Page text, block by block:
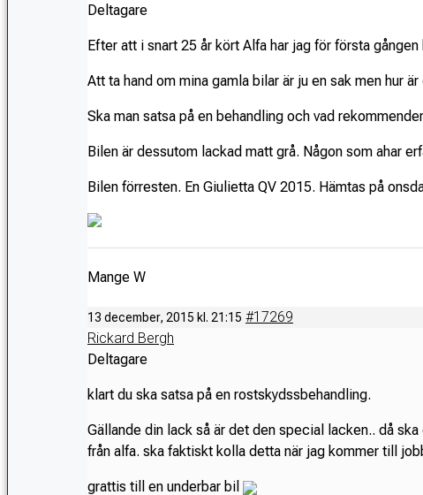
Deltagare
Efter att i snart 25 år kört Alfa har jag för första gången
Att ta hand om mina gamla bilar är ju en sak men hur
Ska man satsa på en behandling och vad
Bilen är dessutom lackad matt grå. Någon som ahar
Bilen förresten. En Giulietta QV 2015. Hämtas på
Mange W
13 december, 2015 kl. 21:15 #17269
Rickard Bergh
Deltagare
klart du ska satsa på en rostskydssbehandling.
Gällande din lack så är det den special lacken.. då
från alfa. ska faktiskt kolla detta när jag kommer till
grattis till en underbar bil